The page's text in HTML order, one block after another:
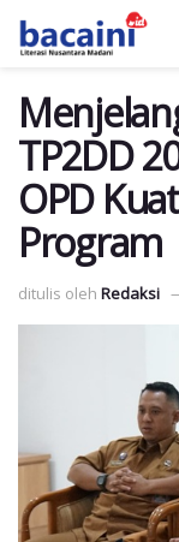
TP2DD
OPD
Program
ditulis oleh Redaksi